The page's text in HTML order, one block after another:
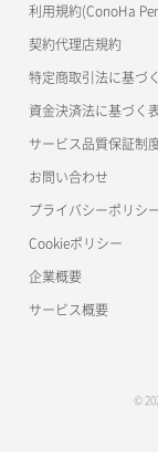
利用規約(ConoHa
契約代理店規約
特定商取引法に基づ
資金決済法に基づく
サービス品質保証制
お問い合わせ
プライバシーポリシ
Cookieポリシー
企業概要
サービス概要
©